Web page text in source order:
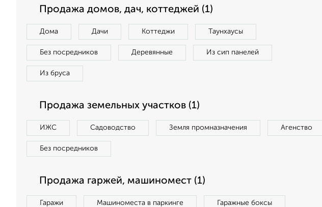
Продажа домов, дач, коттеджей (1)
Дома Дачи Коттеджи Таунхаусы
Без посредников Деревянные Из сип панелей
Из бруса
Продажа земельных участков (1)
ИЖС Садоводство Земля промназначения Агенство
Без посредников
Продажа гаржей, машиномест (1)
Гаражи Машиноместа в паркинге Гаражные боксы